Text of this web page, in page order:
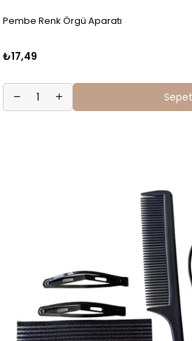
Pembe Renk Örgü Aparatı
₺17,49